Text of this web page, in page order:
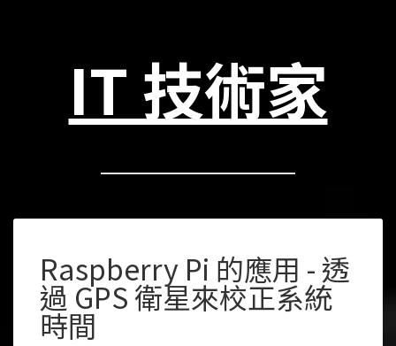
IT 技術家
Raspberry Pi 的應用 - 透
過 GPS 衛星來校正系統
時間